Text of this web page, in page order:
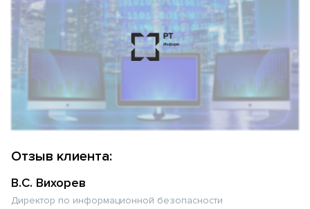
Отзыв клиента:
В.С. Вихорев
Директор по информационной безопасности